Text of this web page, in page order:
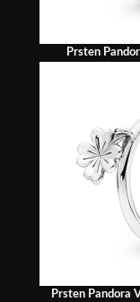
Prsten
Prsten Pandora